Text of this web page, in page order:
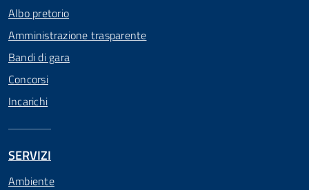
Albo pretorio
Amministrazione trasparente
Bandi di gara
Concorsi
Incarichi
SERVIZI
Ambiente